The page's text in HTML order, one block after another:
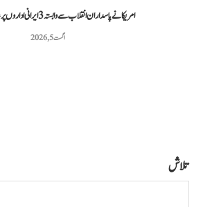
امریکا نے پاسداران انقلاب سے وابستہ 3 ایرانی اداروں پر عائد پابندیاں...
اگست 5, 2026
تلاش